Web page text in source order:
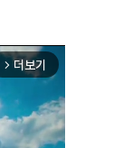
arrow_forward_ios 더보기